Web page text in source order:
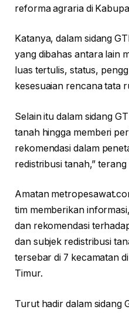
reforma agraria di
Katanya, dalam sidang
yang dibahas antara lain
luas tertulis, status,
kesesuaian rencana tata
Selain itu dalam sidang
tanah hingga memberi
rekomendasi dalam
redistribusi tanah,” terang
Amatan
tim memberikan
dan rekomendasi
dan subjek redistribusi
tersebar di 7 kecamatan
Timur.
Turut hadir dalam sidang